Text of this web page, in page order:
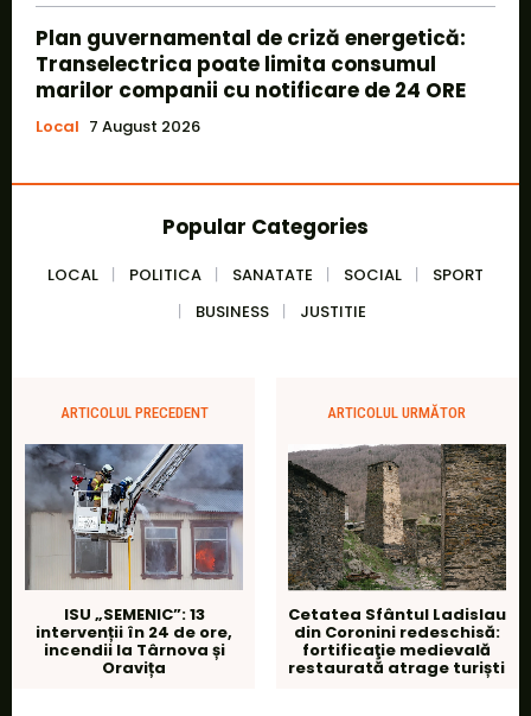
Plan guvernamental de criză energetică:
Transelectrica poate limita consumul
marilor companii cu notificare de 24 ORE
Local 7 August 2026
Popular Categories
LOCAL POLITICA SANATATE SOCIAL
SPORT
BUSINESS
JUSTITIE
ARTICOLUL PRECEDENT
ISU „SEMENIC”: 13
intervenții în 24 de ore,
incendii la Târnova și
Oravița
ARTICOLUL URMĂTOR
Cetatea Sfântul Ladislau
din Coronini redeschisă:
fortificaţie medievală
restaurată atrage turiști